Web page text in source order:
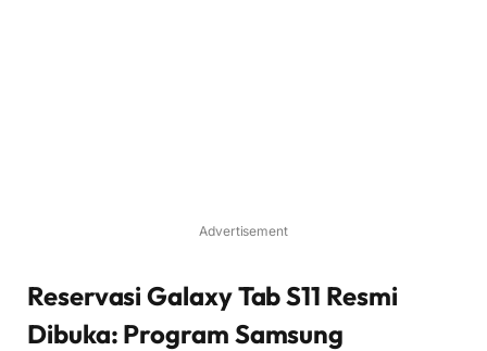
Advertisement
Reservasi Galaxy Tab S11 Resmi
Dibuka: Program Samsung